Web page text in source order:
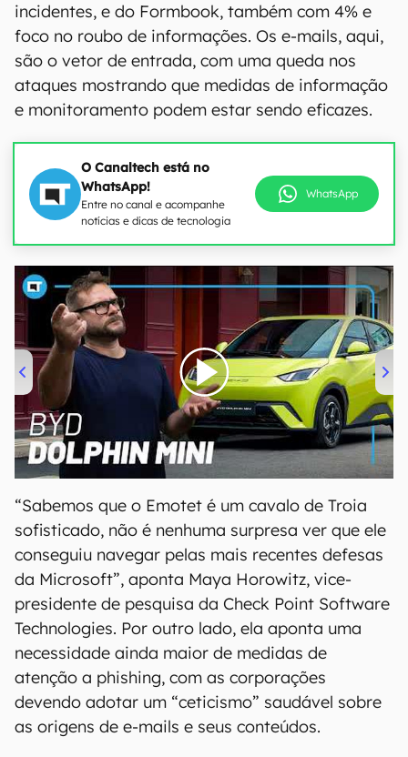
incidentes, e do Formbook, também com 4% e
foco no roubo de informações. Os e-mails, aqui,
são o vetor de entrada, com uma queda nos
ataques mostrando que medidas de informação
e monitoramento podem estar sendo eficazes.
O Canaltech está no
WhatsApp!
Entre no canal e acompanhe
notícias e dicas de tecnologia
WhatsApp
00:00/04:07
“Sabemos que o Emotet é um cavalo de Troia
sofisticado, não é nenhuma surpresa ver que ele
conseguiu navegar pelas mais recentes defesas
da Microsoft”, aponta Maya Horowitz, vice-
presidente de pesquisa da Check Point Software
Technologies. Por outro lado, ela aponta uma
necessidade ainda maior de medidas de
atenção a phishing, com as corporações
devendo adotar um “ceticismo” saudável sobre
as origens de e-mails e seus conteúdos.